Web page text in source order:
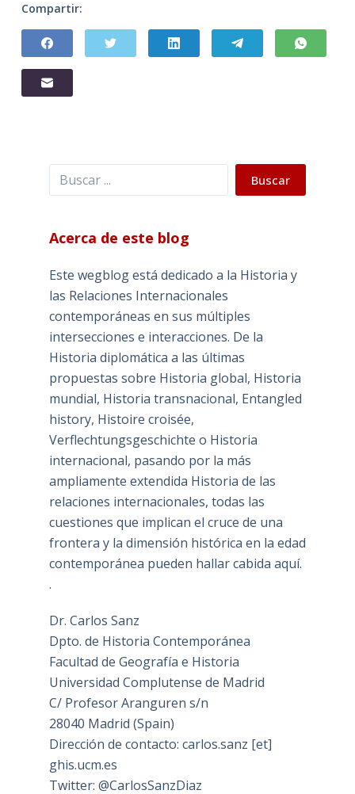
Compartir:
Buscar Buscar
Acerca de este blog
Este wegblog está dedicado a la Historia y
las Relaciones Internacionales
contemporáneas en sus múltiples
intersecciones e interacciones. De la
Historia diplomática a las últimas
propuestas sobre Historia global, Historia
mundial, Historia transnacional, Entangled
history, Histoire croisée,
Verflechtungsgeschichte o Historia
internacional, pasando por la más
ampliamente extendida Historia de las
relaciones internacionales, todas las
cuestiones que implican el cruce de una
frontera y la dimensión histórica en la edad
contemporánea pueden hallar cabida aquí.
.
Dr. Carlos Sanz
Dpto. de Historia Contemporánea
Facultad de Geografía e Historia
Universidad Complutense de Madrid
C/ Profesor Aranguren s/n
28040 Madrid (Spain)
Dirección de contacto: carlos.sanz [et]
ghis.ucm.es
Twitter: @CarlosSanzDiaz